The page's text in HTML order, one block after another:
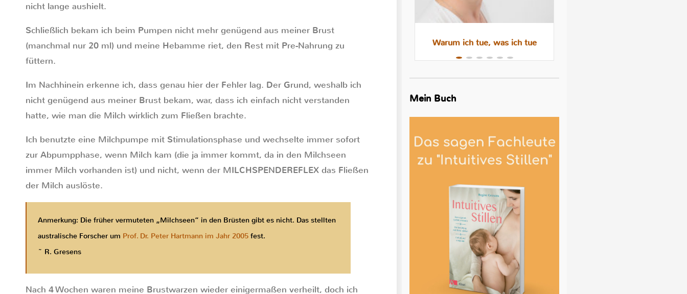
nicht lange aushielt.
Schließlich bekam ich beim Pumpen nicht mehr genügend aus meiner Brust
(manchmal nur 20 ml) und meine Hebamme riet, den Rest mit Pre-Nahrung zu
füttern.
Im Nachhinein erkenne ich, dass genau hier der Fehler lag. Der Grund, weshalb ich
nicht genügend aus meiner Brust bekam, war, dass ich einfach nicht verstanden
hatte, wie man die Milch wirklich zum Fließen brachte.
Ich benutzte eine Milchpumpe mit Stimulationsphase und wechselte immer sofort
zur Abpumpphase, wenn Milch kam (die ja immer kommt, da in den Milchseen
immer Milch vorhanden ist) und nicht, wenn der MILCHSPENDEREFLEX das Fließen
der Milch auslöste.
Anmerkung: Die früher vermuteten „Milchseen“ in den Brüsten gibt es nicht. Das stellten
australische Forscher um Prof. Dr. Peter Hartmann im Jahr 2005 fest.
~ R. Gresens
Nach 4 Wochen waren meine Brustwarzen wieder einigermaßen verheilt, doch ich
Milchstau und Milchbläschen:
Warum ich tue, was ich tue
Mein Buch